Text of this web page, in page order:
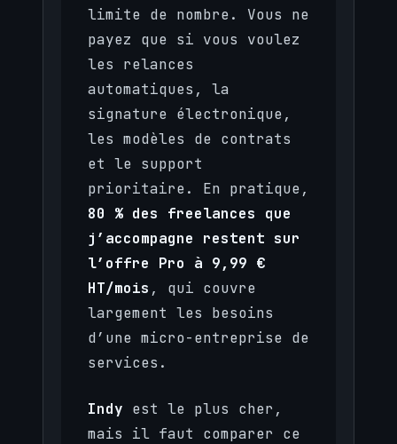
limite de nombre. Vous ne
payez que si vous voulez
les relances
automatiques, la
signature électronique,
les modèles de contrats
et le support
prioritaire. En pratique,
80 % des freelances que
j’accompagne restent sur
l’offre Pro à 9,99 €
HT/mois , qui couvre
largement les besoins
d’une micro-entreprise de
services.
Indy est le plus cher,
mais il faut comparer ce